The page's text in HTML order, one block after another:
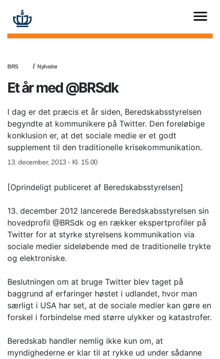
BRS Nyheder
Et år med @BRSdk
I dag er det præcis et år siden, Beredskabsstyrelsen
begyndte at kommunikere på Twitter. Den foreløbige
konklusion er, at det sociale medie er et godt
supplement til den traditionelle krisekommunikation.
13. december, 2013 - Kl. 15.00
[Oprindeligt publiceret af Beredskabsstyrelsen]
13. december 2012 lancerede Beredskabsstyrelsen sin
hovedprofil @BRSdk og en rækker ekspertprofiler på
Twitter for at styrke styrelsens kommunikation via
sociale medier sideløbende med de traditionelle trykte
og elektroniske.
Beslutningen om at bruge Twitter blev taget på
baggrund af erfaringer høstet i udlandet, hvor man
særligt i USA har set, at de sociale medier kan gøre en
forskel i forbindelse med større ulykker og katastrofer.
Beredskab handler nemlig ikke kun om, at
myndighederne er klar til at rykke ud under sådanne